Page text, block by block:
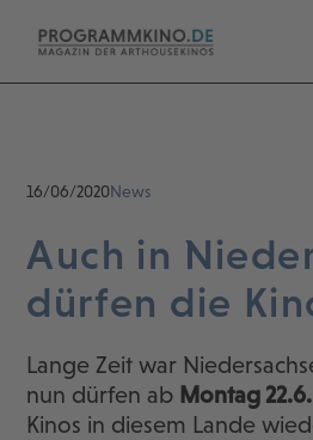
16/06/2020News
Auch in
dürfen die
Lange Zeit war
nun dürfen ab Montag 22.6.
Kinos in diesem Lande